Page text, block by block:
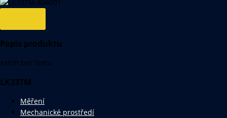
Popis produktu
zatím bez textu
LK33TM
Měření
Mechanické prostředí